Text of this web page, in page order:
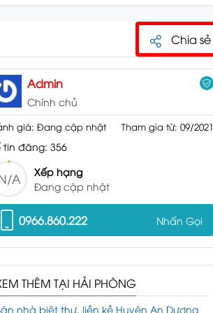
Chia sẻ
Admin
Chính chủ
giá: Đang cập nhật Tham gia từ: 09/2021
tin đăng: 356
A
Xếp hạng
Đang cập nhật
0966.860.222 Nhấn Gọi
THÊM TẠI HẢI PHÒNG
nhà biệt thự, liền kề Huyện An Dương